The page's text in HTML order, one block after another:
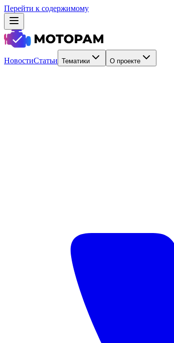
Перейти к содержимому
НовостиСтатьи Тематики О проекте